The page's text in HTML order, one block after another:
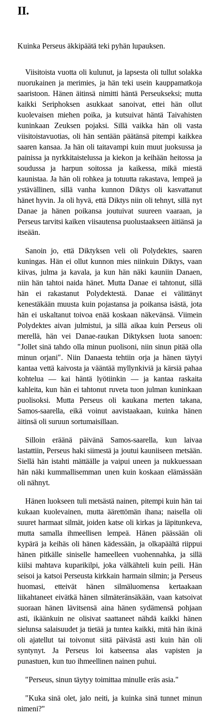
II.
Kuinka Perseus äkkipäätä teki pyhän lupauksen.
Viisitoista vuotta oli kulunut, ja lapsesta oli tullut solakka
nuorukainen ja merimies, ja hän teki usein kauppamatkoja
saaristoon. Hänen äitinsä nimitti häntä Perseukseksi; mutta
kaikki Seriphoksen asukkaat sanoivat, ettei hän ollut
kuolevaisen miehen poika, ja kutsuivat häntä Taivahisten
kuninkaan Zeuksen pojaksi. Sillä vaikka hän oli vasta
viisitoistavuotias, oli hän sentään päätänsä pitempi kaikkea
saaren kansaa. Ja hän oli taitavampi kuin muut juoksussa ja
painissa ja nyrkkitaistelussa ja kiekon ja keihään heitossa ja
soudussa ja harpun soitossa ja kaikessa, mikä miestä
kaunistaa. Ja hän oli rohkea ja totuutta rakastava, lempeä ja
ystävällinen, sillä vanha kunnon Diktys oli kasvattanut
hänet hyvin. Ja oli hyvä, että Diktys niin oli tehnyt, sillä nyt
Danae ja hänen poikansa joutuivat suureen vaaraan, ja
Perseus tarvitsi kaiken viisautensa puolustaakseen äitiänsä ja
itseään.
Sanoin jo, että Diktyksen veli oli Polydektes, saaren
kuningas. Hän ei ollut kunnon mies niinkuin Diktys, vaan
kiivas, julma ja kavala, ja kun hän näki kauniin Danaen,
niin hän tahtoi naida hänet. Mutta Danae ei tahtonut, sillä
hän ei rakastanut Polydektestä. Danae ei välittänyt
kenestäkään muusta kuin pojastansa ja poikansa isästä, jota
hän ei uskaltanut toivoa enää koskaan näkevänsä. Viimein
Polydektes aivan julmistui, ja sillä aikaa kuin Perseus oli
merellä, hän vei Danae-raukan Diktyksen luota sanoen:
"Jollet sinä tahdo olla minun puolisoni, niin sinun pitää olla
minun orjani". Niin Danaesta tehtiin orja ja hänen täytyi
kantaa vettä kaivosta ja vääntää myllynkiviä ja kärsiä pahaa
kohtelua — kai häntä lyötiinkin — ja kantaa raskaita
kahleita, kun hän ei tahtonut ruveta tuon julman kuninkaan
puolisoksi. Mutta Perseus oli kaukana merten takana,
Samos-saarella, eikä voinut aavistaakaan, kuinka hänen
äitinsä oli suruun sortumaisillaan.
Silloin eräänä päivänä Samos-saarella, kun laivaa
lastattiin, Perseus haki siimestä ja joutui kauniiseen metsään.
Siellä hän istahti mättäälle ja vaipui uneen ja nukkuessaan
hän näki kummallisemman unen kuin koskaan elämässään
oli nähnyt.
Hänen luokseen tuli metsästä nainen, pitempi kuin hän tai
kukaan kuolevainen, mutta äärettömän ihana; naisella oli
suuret harmaat silmät, joiden katse oli kirkas ja läpitunkeva,
mutta samalla ihmeellisen lempeä. Hänen päässään oli
kypärä ja keihäs oli hänen kädessään, ja olkapäältä riippui
hänen pitkälle siniselle hameelleen vuohennahka, ja sillä
kiilsi mahtava kuparikilpi, joka välkähteli kuin peili. Hän
seisoi ja katsoi Perseusta kirkkain harmain silmin; ja Perseus
huomasi, etteivät hänen silmäluomensa kertaakaan
liikahtaneet eivätkä hänen silmäteränsäkään, vaan katsoivat
suoraan hänen lävitsensä aina hänen sydämensä pohjaan
asti, ikäänkuin ne olisivat saattaneet nähdä kaikki hänen
sielunsa salaisuudet ja tietää ja tuntea kaikki, mitä hän ikinä
oli ajatellut tai toivonut siitä päivästä asti kuin hän oli
syntynyt. Ja Perseus loi katseensa alas vapisten ja
punastuen, kun tuo ihmeellinen nainen puhui.
"Perseus, sinun täytyy toimittaa minulle eräs asia."
"Kuka sinä olet, jalo neiti, ja kuinka sinä tunnet minun
nimeni?"